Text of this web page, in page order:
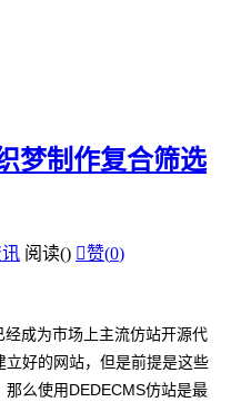
梦制作复合筛选
阅读() 赞(0)
经成为市场上主流仿站开源代
好的网站，但是前提是这些
么使用DEDECMS仿站是最